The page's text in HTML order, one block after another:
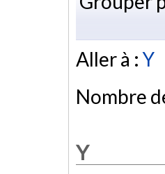
Aller à :Y
Nombre
Y